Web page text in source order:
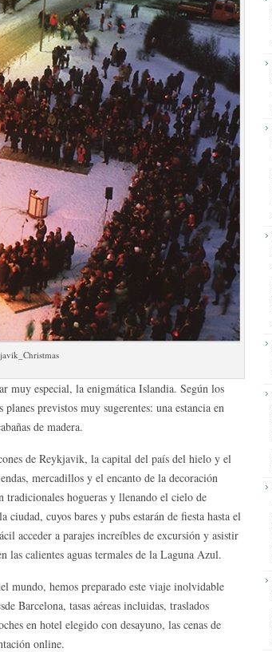
muy especial, la enigmática Islandia. Según los
previstos muy sugerentes: una estancia en
de madera.
de Reykjavik, la capital del país del hielo y el
mercadillos y el encanto de la decoración
hogueras y llenando el cielo de
cuyos bares y pubs estarán de fiesta hasta el
acceder a parajes increíbles de excursión y asistir
las calientes aguas termales de la Laguna Azul.
mundo, hemos preparado este viaje inolvidable
Barcelona, tasas aéreas incluidas, traslados
en hotel elegido con desayuno, las cenas de
online.